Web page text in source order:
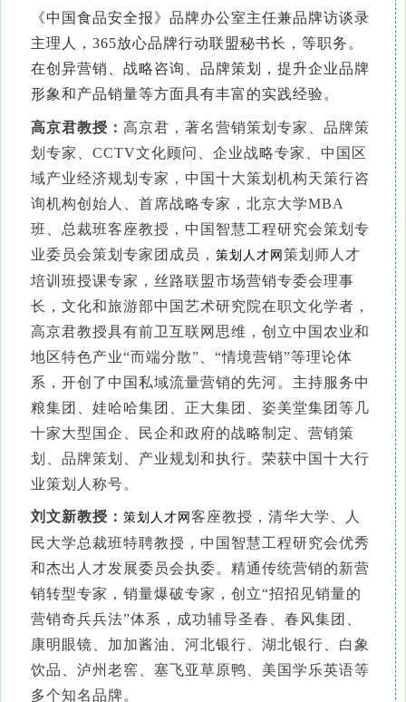
《中国食品安全报》品牌办公室主任兼品牌访谈录
主理人，365放心品牌行动联盟秘书长，等职务。
在创异营销、战略咨询、品牌策划，提升企业品牌
形象和产品销量等方面具有丰富的实践经验。
高京君教授： 高京君，著名营销策划专家、品牌策
划专家、CCTV文化顾问、企业战略专家、中国区
域产业经济规划专家，中国十大策划机构天策行咨
询机构创始人、首席战略专家，北京大学MBA
班、总裁班客座教授，中国智慧工程研究会策划专
业委员会策划专家团成员， 策划人才网策划师人才
培训班授课专家，丝路联盟市场营销专委会理事
长，文化和旅游部中国艺术研究院在职文化学者，
高京君教授具有前卫互联网思维，创立中国农业和
地区特色产业“而端分散”、“情境营销”等理论体
系，开创了中国私域流量营销的先河。主持服务中
粮集团、娃哈哈集团、正大集团、姿美堂集团等几
十家大型国企、民企和政府的战略制定、营销策
划、品牌策划、产业规划和执行。荣获中国十大行
业策划人称号。
刘文新教授： 策划人才网 客座教授，清华大学、人
民大学总裁班特聘教授，中国智慧工程研究会优秀
和杰出人才发展委员会执委。精通传统营销的新营
销转型专家，销量爆破专家，创立“招招见销量的
营销奇兵兵法”体系，成功辅导圣春、春风集团、
康明眼镜、加加酱油、河北银行、湖北银行、白象
饮品、泸州老窖、塞飞亚草原鸭、美国学乐英语等
多个知名品牌。